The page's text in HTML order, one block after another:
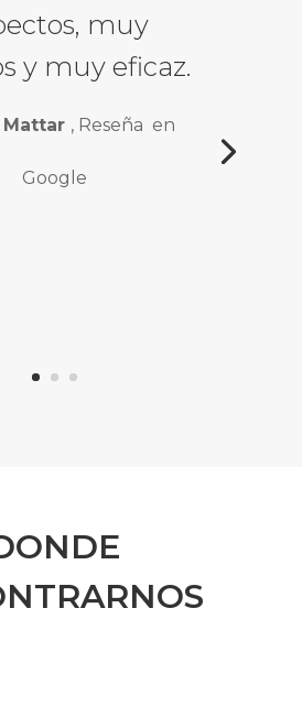
muy
y muy eficaz.
Mattar , Reseña en
Google